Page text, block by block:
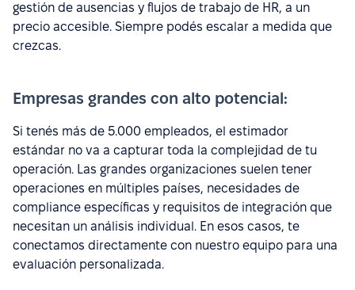
gestión de ausencias y flujos de trabajo de HR, a un
precio accesible. Siempre podés escalar a medida que
crezcas.
Empresas grandes con alto potencial:
Si tenés más de 5.000 empleados, el estimador
estándar no va a capturar toda la complejidad de tu
operación. Las grandes organizaciones suelen tener
operaciones en múltiples países, necesidades de
compliance específicas y requisitos de integración que
necesitan un análisis individual. En esos casos, te
conectamos directamente con nuestro equipo para una
evaluación personalizada.